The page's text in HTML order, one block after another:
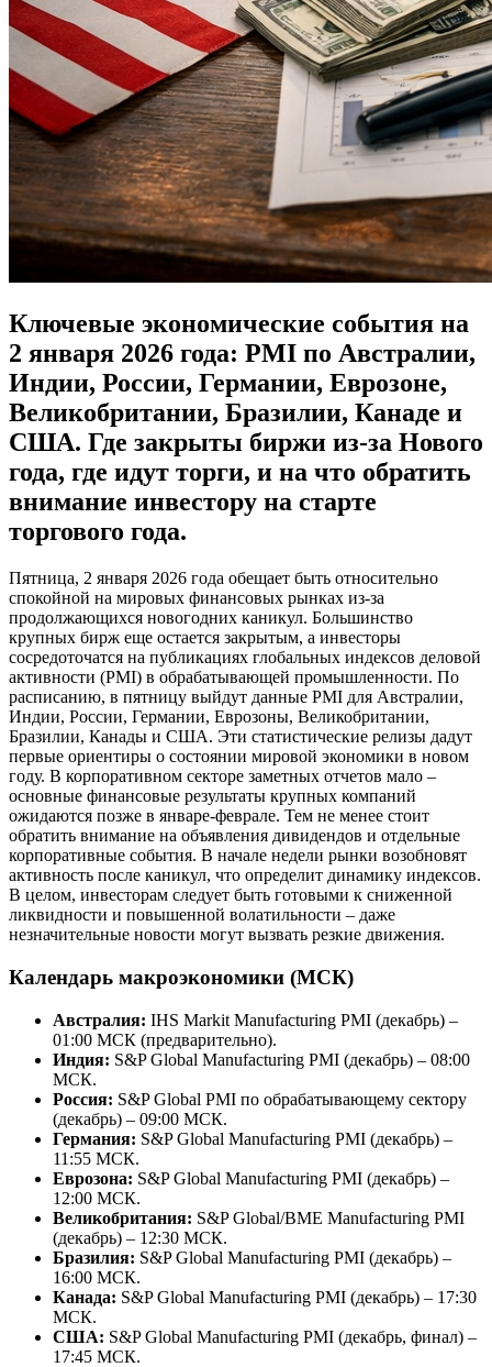
Ключевые экономические события на
2 января 2026 года: PMI по Австралии,
Индии, России, Германии, Еврозоне,
Великобритании, Бразилии, Канаде и
США. Где закрыты биржи из-за Нового
года, где идут торги, и на что обратить
внимание инвестору на старте
торгового года.
Пятница, 2 января 2026 года обещает быть относительно
спокойной на мировых финансовых рынках из-за
продолжающихся новогодних каникул. Большинство
крупных бирж еще остается закрытым, а инвесторы
сосредоточатся на публикациях глобальных индексов деловой
активности (PMI) в обрабатывающей промышленности. По
расписанию, в пятницу выйдут данные PMI для Австралии,
Индии, России, Германии, Еврозоны, Великобритании,
Бразилии, Канады и США. Эти статистические релизы дадут
первые ориентиры о состоянии мировой экономики в новом
году. В корпоративном секторе заметных отчетов мало –
основные финансовые результаты крупных компаний
ожидаются позже в январе-феврале. Тем не менее стоит
обратить внимание на объявления дивидендов и отдельные
корпоративные события. В начале недели рынки возобновят
активность после каникул, что определит динамику индексов.
В целом, инвесторам следует быть готовыми к сниженной
ликвидности и повышенной волатильности – даже
незначительные новости могут вызвать резкие движения.
Календарь макроэкономики (МСК)
Австралия: IHS Markit Manufacturing PMI (декабрь) –
01:00 МСК (предварительно).
Индия: S&P Global Manufacturing PMI (декабрь) – 08:00
МСК.
Россия: S&P Global PMI по обрабатывающему сектору
(декабрь) – 09:00 МСК.
Германия: S&P Global Manufacturing PMI (декабрь) –
11:55 МСК.
Еврозона: S&P Global Manufacturing PMI (декабрь) –
12:00 МСК.
Великобритания: S&P Global/BME Manufacturing PMI
(декабрь) – 12:30 МСК.
Бразилия: S&P Global Manufacturing PMI (декабрь) –
16:00 МСК.
Канада: S&P Global Manufacturing PMI (декабрь) – 17:30
МСК.
США: S&P Global Manufacturing PMI (декабрь, финал) –
17:45 МСК.